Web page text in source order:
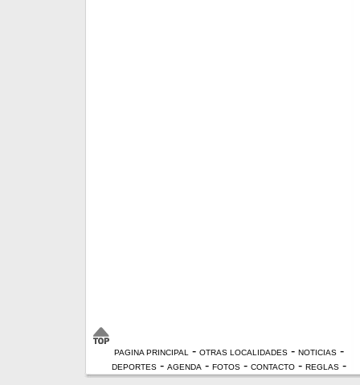
PAGINA PRINCIPAL - OTRAS LOCALIDADES - NOTICIAS -
DEPORTES - AGENDA - FOTOS - CONTACTO - REGLAS -